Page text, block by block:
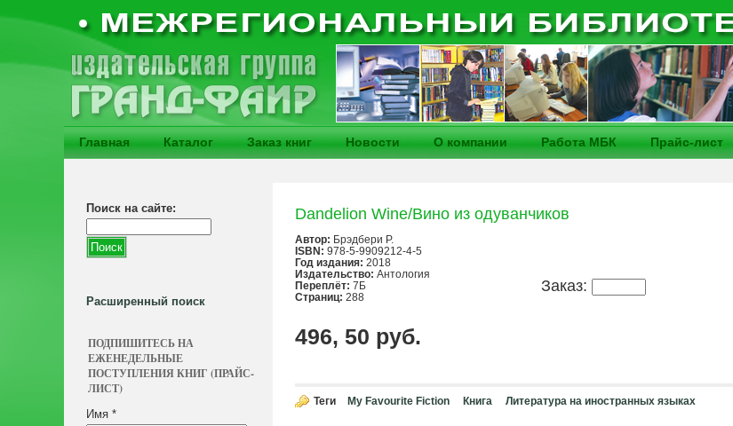
Главная Каталог Заказ книг Новости О компании Работа МБК Прайс-лист
Поиск на сайте:
Расширенный поиск
ПОДПИШИТЕСЬ НА
ЕЖЕНЕДЕЛЬНЫЕ
ПОСТУПЛЕНИЯ КНИГ (ПРАЙС-
ЛИСТ)
Имя *
Dandelion Wine/Вино из одуванчиков
Заказ:
Автор: Брэдбери Р.
ISBN: 978-5-9909212-4-5
Год издания: 2018
Издательство: Антология
Переплёт: 7Б
Страниц: 288
496, 50 руб.
Теги My Favourite Fiction Книга Литература на иностранных языках